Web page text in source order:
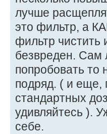
лучше
это фильтр, а
фильтр
безвреден. Сам
попробовать то
подряд. ( и
стандартных
удивляйтесь ).
себе.